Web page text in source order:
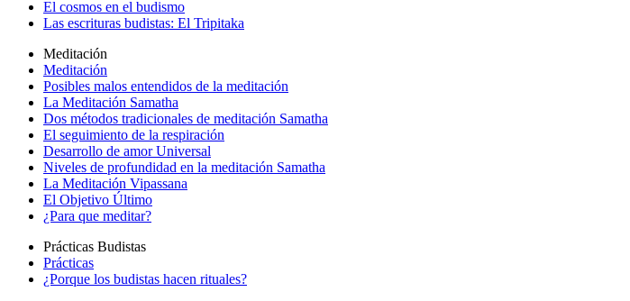
El cosmos en el budismo
Las escrituras budistas: El Tripitaka
Meditación
Meditación
Posibles malos entendidos de la meditación
La Meditación Samatha
Dos métodos tradicionales de meditación Samatha
El seguimiento de la respiración
Desarrollo de amor Universal
Niveles de profundidad en la meditación Samatha
La Meditación Vipassana
El Objetivo Último
¿Para que meditar?
Prácticas Budistas
Prácticas
¿Porque los budistas hacen rituales?